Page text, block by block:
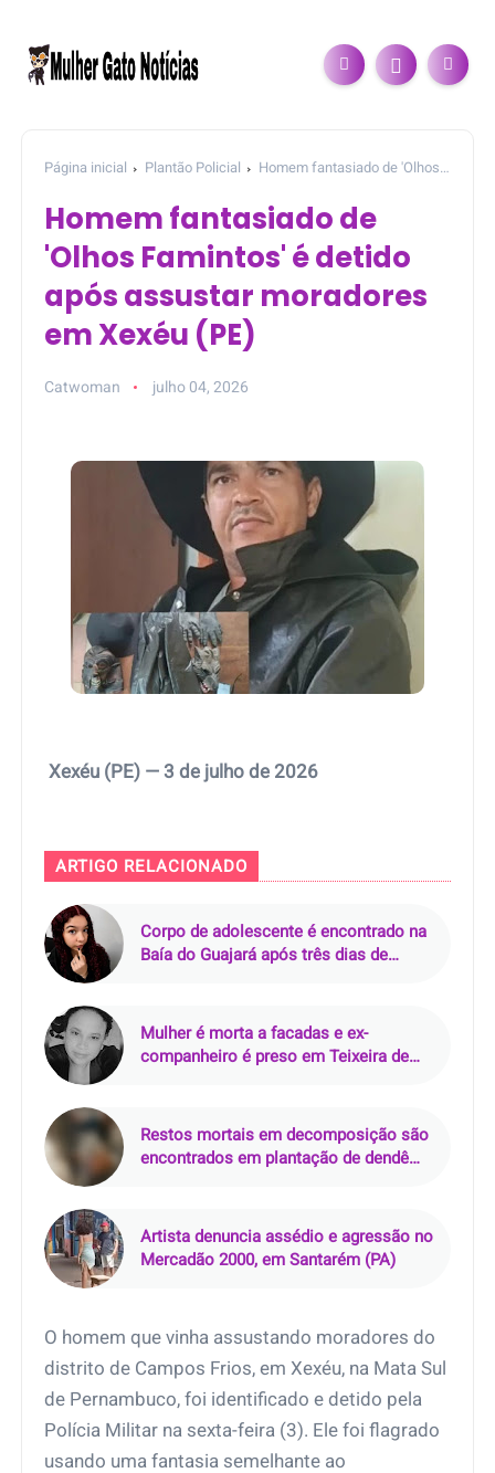
Página inicial Plantão Policial
Homem fantasiado de 'Olhos
Homem fantasiado de
'Olhos Famintos' é detido
após assustar moradores
em Xexéu (PE)
Catwoman julho 04, 2026
Xexéu (PE) — 3 de julho de 2026
ARTIGO RELACIONADO
Corpo de adolescente é encontrado na
Baía do Guajará após três dias de
Mulher é morta a facadas e ex-
companheiro é preso em Teixeira de
Restos mortais em decomposição são
encontrados em plantação de dendê
Artista denuncia assédio e agressão no
Mercadão 2000, em Santarém (PA)
O homem que vinha assustando moradores do
distrito de Campos Frios, em Xexéu, na Mata Sul
de Pernambuco, foi identificado e detido pela
Polícia Militar na sexta-feira (3). Ele foi flagrado
usando uma fantasia semelhante ao